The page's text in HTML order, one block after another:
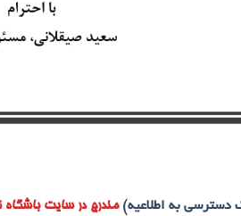
دسترسی به اطلاعیه) مندرج در سایت